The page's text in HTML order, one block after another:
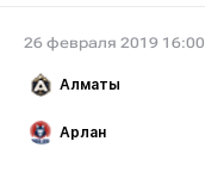
26 февраля 2019 16:00
Алматы
Арлан